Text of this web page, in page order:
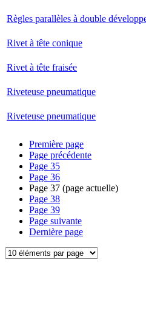
Règles parallèles à double
Rivet à tête conique
Rivet à tête fraisée
Riveteuse pneumatique
Riveteuse pneumatique
Première page
Page précédente
Page 35
Page 36
Page 37 (page actuelle)
Page 38
Page 39
Page suivante
Dernière page